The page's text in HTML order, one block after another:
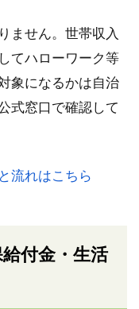
ません。世帯収入
てハローワーク等
象になるかは自治
式窓口で確認して
流れはこちら
付金・生活